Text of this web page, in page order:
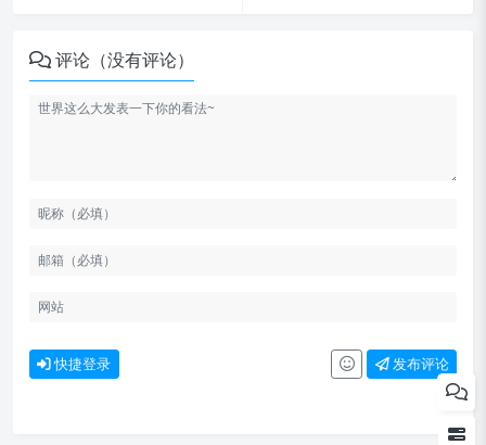
评论（没有评论）
快捷登录 发布评论
警方通报“金晨疑似肇事逃逸”